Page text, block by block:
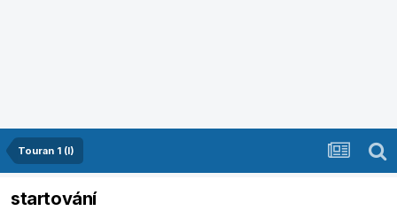
Touran 1 (I)
startování